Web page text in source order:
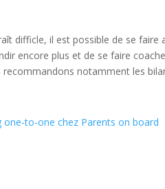
difficle, il est possible de se
encore plus et de se faire
recommandons notamment les
one-to-one chez Parents on board